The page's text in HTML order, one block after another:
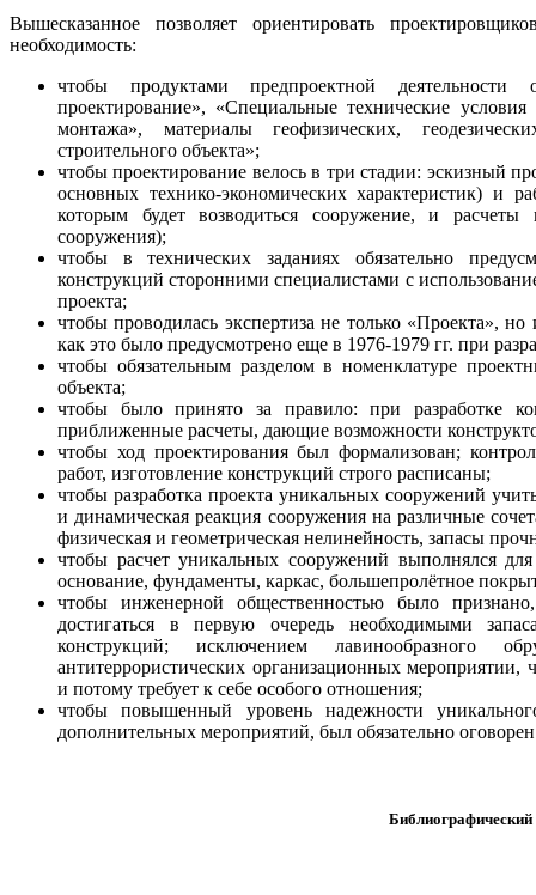
Вышесказанное позволяет ориентировать
необходимость:
чтобы продуктами предпроектной деятельности
проектирование», «Специальные технические
монтажа», материалы геофизических,
строительного объекта»;
чтобы проектирование велось в три стадии: эскизный
основных технико-экономических характеристик) и
которым будет возводиться сооружение, и расчеты
сооружения);
чтобы в технических заданиях обязательно
конструкций сторонними специалистами с
проекта;
чтобы проводилась экспертиза не только «Проекта»,
как это было предусмотрено еще в 1976-1979 гг. при
чтобы обязательным разделом в номенклатуре
объекта;
чтобы было принято за правило: при разработке
приближенные расчеты, дающие возможности
чтобы ход проектирования был формализован;
работ, изготовление конструкций строго расписаны;
чтобы разработка проекта уникальных сооружений
и динамическая реакция сооружения на различные
физическая и геометрическая нелинейность, запасы
чтобы расчет уникальных сооружений выполнялся
основание, фундаменты, каркас, большепролётное
чтобы инженерной общественностью было
достигаться в первую очередь необходимыми
конструкций; исключением лавинообразного
антитеррористических организационных мероприятии,
и потому требует к себе особого отношения;
чтобы повышенный уровень надежности
дополнительных мероприятий, был обязательно
Библиографический